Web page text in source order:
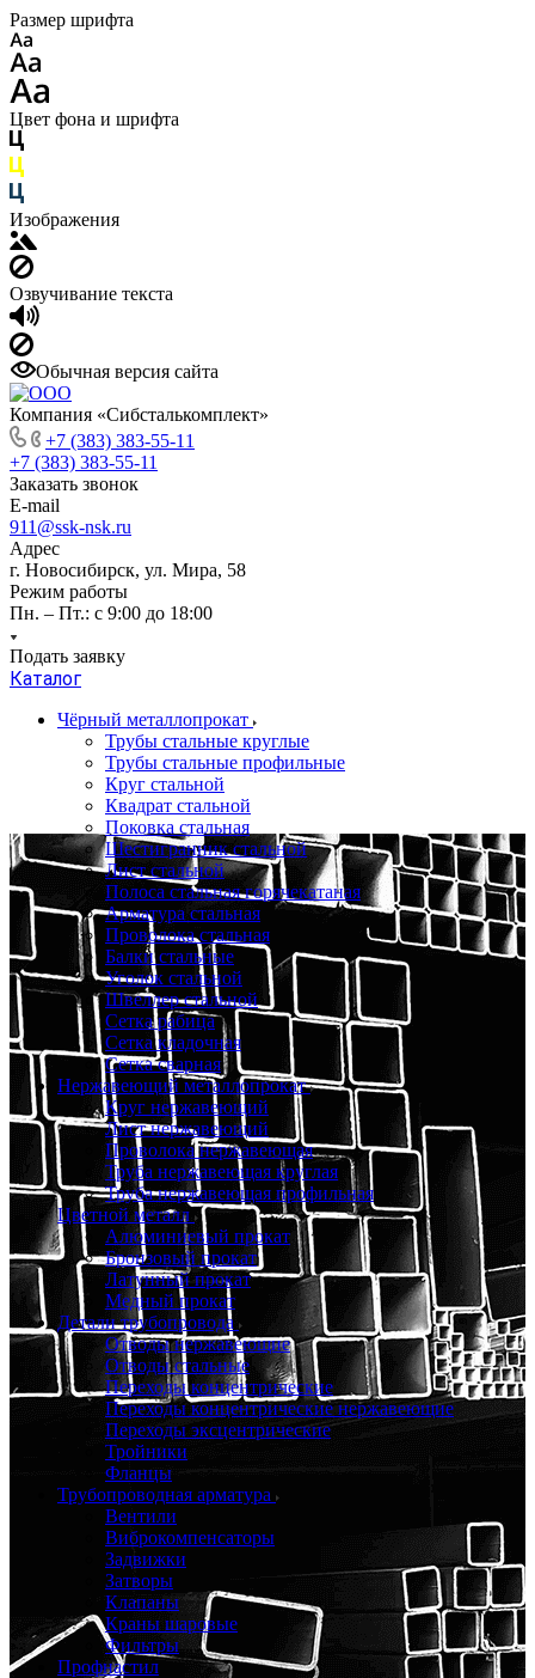
Размер шрифта
Цвет фона и шрифта
Изображения
Озвучивание текста
Обычная версия сайта
Компания «Сибсталькомплект»
+7 (383) 383-55-11
+7 (383) 383-55-11
Заказать звонок
E-mail
911@ssk-nsk.ru
Адрес
г. Новосибирск, ул. Мира, 58
Режим работы
Пн. – Пт.: с 9:00 до 18:00
Подать заявку
Каталог
Чёрный металлопрокат
Трубы стальные круглые
Трубы стальные профильные
Круг стальной
Квадрат стальной
Поковка стальная
Шестигранник стальной
Лист стальной
Полоса стальная горячекатаная
Арматура стальная
Проволока стальная
Балки стальные
Уголок стальной
Швеллер стальной
Сетка рабица
Сетка кладочная
Сетка сварная
Нержавеющий металлопрокат
Круг нержавеющий
Лист нержавеющий
Проволока нержавеющая
Труба нержавеющая круглая
Труба нержавеющая профильная
Цветной металл
Алюминиевый прокат
Бронзовый прокат
Латунный прокат
Медный прокат
Детали трубопровода
Отводы нержавеющие
Отводы стальные
Переходы концентрические
Переходы концентрические нержавеющие
Переходы эксцентрические
Тройники
Фланцы
Трубопроводная арматура
Вентили
Виброкомпенсаторы
Задвижки
Затворы
Клапаны
Краны шаровые
Фильтры
Профнастил